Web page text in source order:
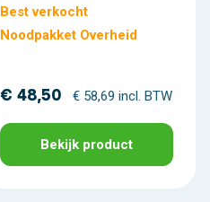
Best verkocht
Noodpakket Overheid
€ 48,50 € 58,69 incl. BTW
Bekijk product